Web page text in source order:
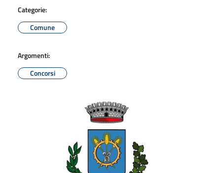
Categorie:
Comune
Argomenti:
Concorsi